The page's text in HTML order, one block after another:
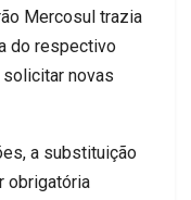
Mercosul trazia
do respectivo
solicitar novas
a substituição
obrigatória